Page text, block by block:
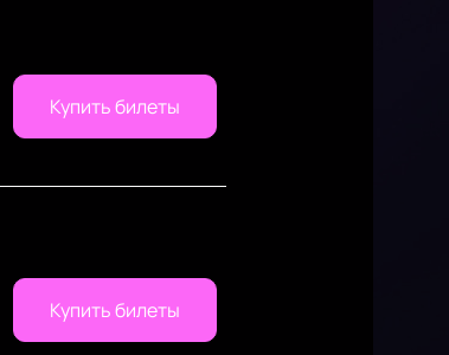
Купить билеты
Купить билеты